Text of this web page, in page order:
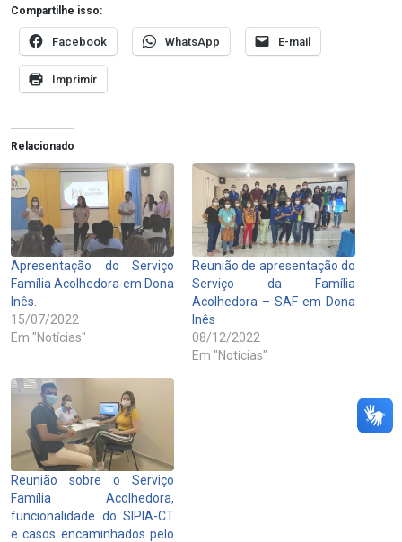
Compartilhe isso:
Facebook WhatsApp E-mail
Imprimir
Relacionado
Apresentação do Serviço
Família Acolhedora em Dona
Inês.
15/07/2022
Em "Notícias"
Reunião de apresentação do
Serviço da Família
Acolhedora – SAF em Dona
Inês
08/12/2022
Em "Notícias"
Reunião sobre o Serviço
Família Acolhedora,
funcionalidade do SIPIA-CT
e casos encaminhados pelo